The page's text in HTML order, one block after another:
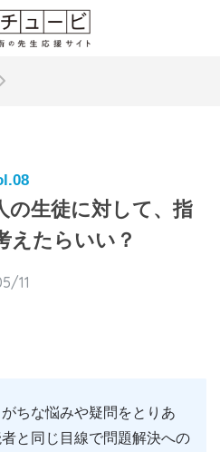
の生徒に対して、指
えたらいい？
11
ちな悩みや疑問をとりあ
と同じ目線で問題解決への